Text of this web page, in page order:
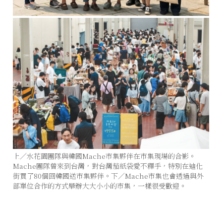
上／水花園團隊與韓國Mache市集夥伴在市集現場的合影。
Mache團隊曾來到台灣，對台灣茄紙袋愛不釋手，特別在迪化
街買了80個回韓國送市集夥伴。下／Mache市集也會透過與外
部單位合作的方式舉辦大大小小的市集，一樣很受歡迎。